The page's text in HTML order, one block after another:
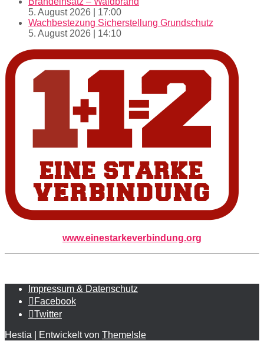
5. August 2026
17:00
Wachbestezung Sicherstellung Grundschutz
5. August 2026
14:10
www.einestarkeverbindung.org
Impressum & Datenschutz
Facebook
Twitter
Hestia | Entwickelt von ThemeIsle